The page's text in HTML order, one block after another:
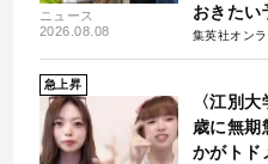
ニュース
2026.08.08
おきたい
集英社オン
急上昇
〈江別
歳に無期
かがトド